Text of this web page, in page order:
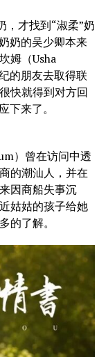
，才找到“淑柔”奶
奶的吴少卿本来
姆（Usha
的朋友去取得联
快就得到对方回
下来了。
）曾在访问中透
的潮汕人，并在
因商船失事沉
姑姑的孩子给她
的了解。